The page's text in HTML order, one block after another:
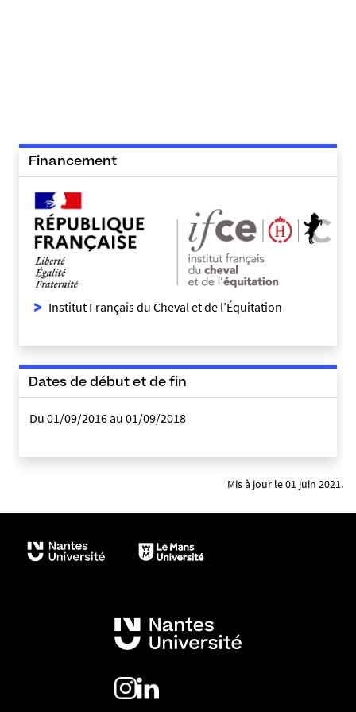
Financement
Institut Français du Cheval et de l’Équitation
Dates de début et de fin
Du 01/09/2016 au 01/09/2018
Mis à jour le 01 juin 2021.